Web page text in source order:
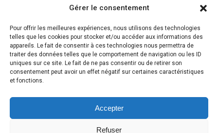
Gérer le consentement
Pour offrir les meilleures expériences, nous utilisons des technologies
telles que les cookies pour stocker et/ou accéder aux informations des
appareils. Le fait de consentir à ces technologies nous permettra de
traiter des données telles que le comportement de navigation ou les ID
uniques sur ce site. Le fait de ne pas consentir ou de retirer son
consentement peut avoir un effet négatif sur certaines caractéristiques
et fonctions.
Accepter
Refuser
14 mars 2023
Jardin de sérénité
10 mars 2023
Jardin paysager entre ciel et terre par Aidlin Darling Design